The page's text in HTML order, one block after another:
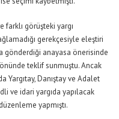
görüşteki yargı
gerekçesiyle eleştiri
gönderdiği anayasa önerisinde
teklif sunmuştu. Ancak
Yargıtay, Danıştay ve Adalet
ve idari yargıda yapılacak
yapmıştı.